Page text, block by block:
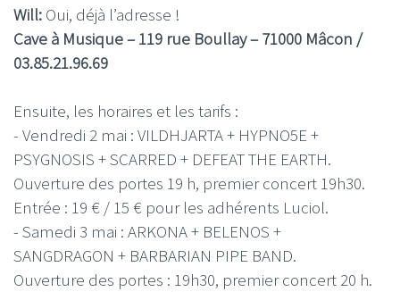
Will: Oui, déjà l’adresse !
Cave à Musique – 119 rue Boullay – 71000 Mâcon /
03.85.21.96.69
Ensuite, les horaires et les tarifs :
- Vendredi 2 mai : VILDHJARTA + HYPNO5E +
PSYGNOSIS + SCARRED + DEFEAT THE EARTH.
Ouverture des portes 19 h, premier concert 19h30.
Entrée : 19 € / 15 € pour les adhérents Luciol.
- Samedi 3 mai : ARKONA + BELENOS +
SANGDRAGON + BARBARIAN PIPE BAND.
Ouverture des portes : 19h30, premier concert 20 h.